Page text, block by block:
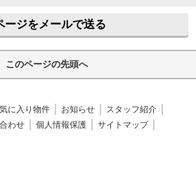
ージをメールで送る
このページの先頭へ
に入り物件 お知らせ
スタッフ紹介
わせ 個人情報保護
サイトマップ